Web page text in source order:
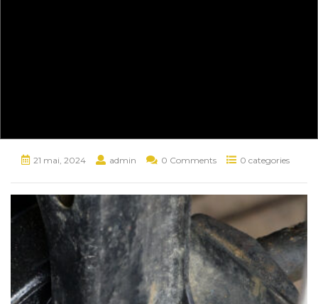
21 mai, 2024 admin 0 Comments 0 categories